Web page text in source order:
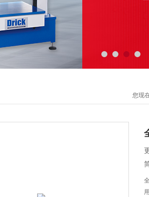
您现